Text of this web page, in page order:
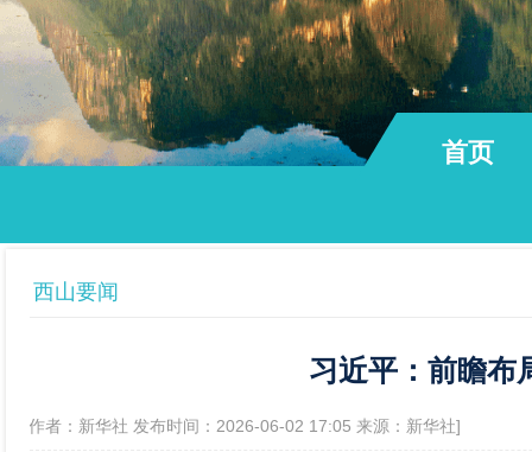
首页
政府信息公开年报
西山要闻
习近平：前瞻布
[作者：新华社 发布时间：2026-06-02 17:05 来源：新华社]